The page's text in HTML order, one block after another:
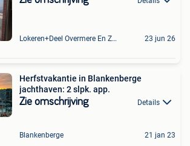
Lokeren+Deel Overmere En Zele 23 jun 26
Herfstvakantie in Blankenberge
jachthaven: 2 slpk. app.
Zie omschrijving Details
Blankenberge 21 jan 23